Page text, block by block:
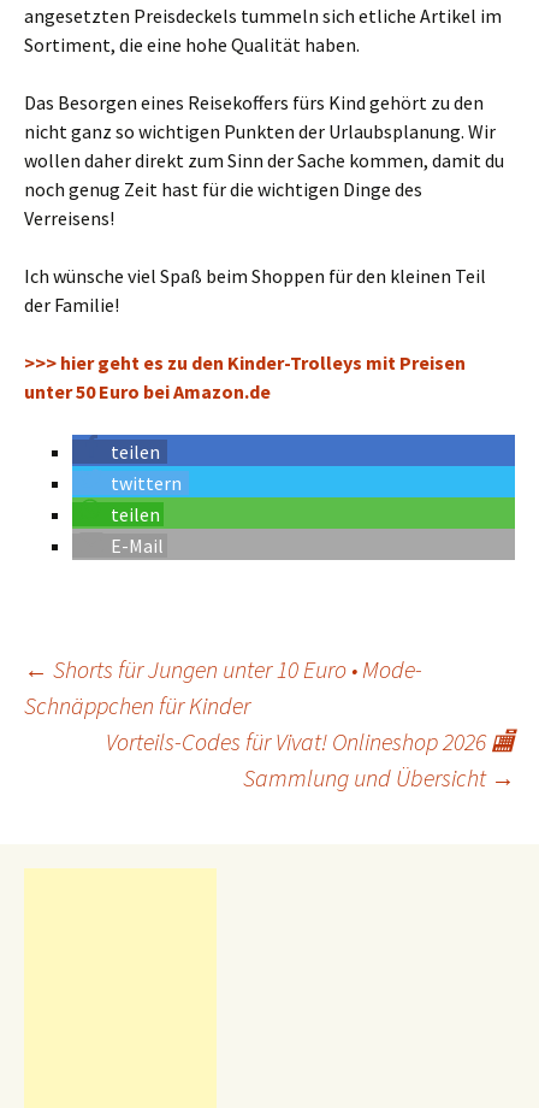
angesetzten Preisdeckels tummeln sich etliche Artikel im
Sortiment, die eine hohe Qualität haben.
Das Besorgen eines Reisekoffers fürs Kind gehört zu den
nicht ganz so wichtigen Punkten der Urlaubsplanung. Wir
wollen daher direkt zum Sinn der Sache kommen, damit du
noch genug Zeit hast für die wichtigen Dinge des
Verreisens!
Ich wünsche viel Spaß beim Shoppen für den kleinen Teil
der Familie!
>>> hier geht es zu den Kinder-Trolleys mit Preisen
unter 50 Euro bei Amazon.de
teilen
twittern
teilen
E-Mail
Beitrags-
Navigation
← Shorts für Jungen unter 10 Euro • Mode-
Schnäppchen für Kinder
Vorteils-Codes für Vivat! Onlineshop 2026 🏬
Sammlung und Übersicht →